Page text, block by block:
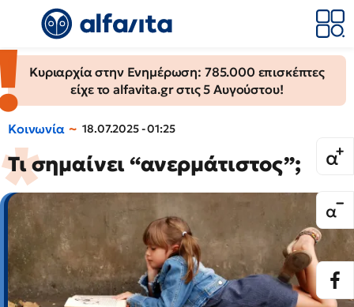
Κυριαρχία στην Ενημέρωση: 785.000 επισκέπτες
είχε το alfavita.gr στις 5 Αυγούστου!
Κοινωνία 18.07.2025 - 01:25
Τι σημαίνει “ανερμάτιστος”;